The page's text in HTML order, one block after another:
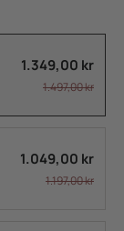
1.349,00 kr
1.497,00 kr
1.049,00 kr
1.197,00 kr